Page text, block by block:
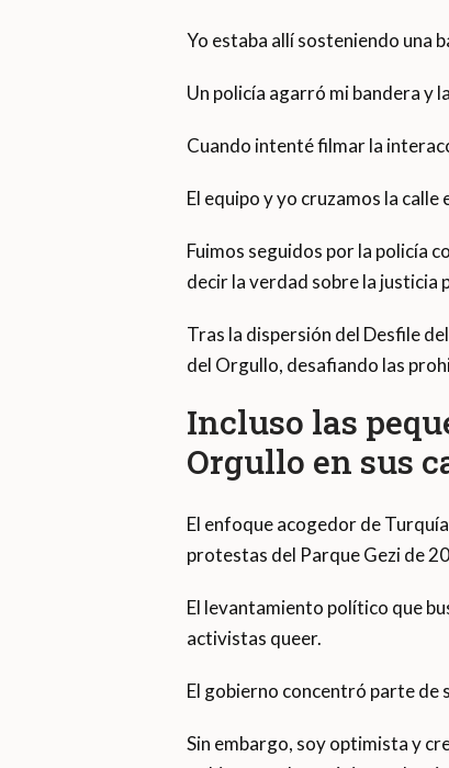
Yo estaba allí sosteniendo una
Un policía agarró mi bandera y
Cuando intenté filmar la
El equipo y yo cruzamos la
Fuimos seguidos por la policía
decir la verdad sobre la justicia
Tras la dispersión del Desfile
del Orgullo, desafiando las
Incluso las
Orgullo en sus
El enfoque acogedor de
protestas del Parque Gezi de
El levantamiento político que
activistas queer.
El gobierno concentró parte de
Sin embargo, soy optimista y